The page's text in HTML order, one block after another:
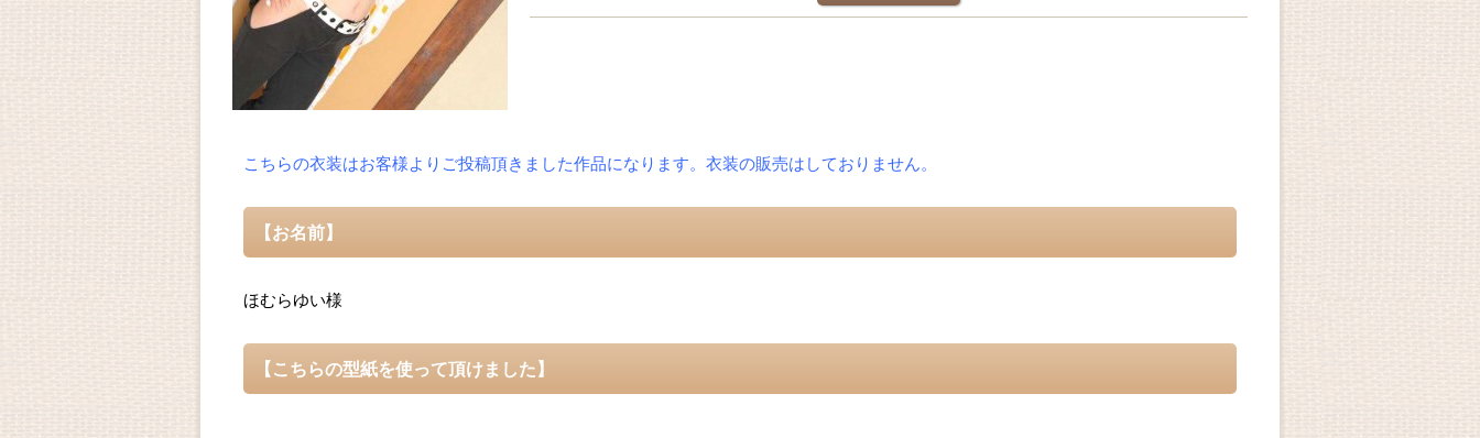
こちらの衣装はお客様よりご投稿頂きました作品になります。衣装の販売はしておりません。
【お名前】
ほむらゆい様
【こちらの型紙を使って頂けました】